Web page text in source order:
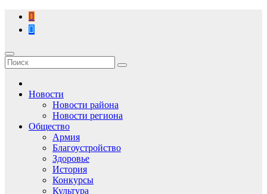
Перейти
содержимому
Новости
Новости района
Новости региона
Общество
Армия
Благоустройство
Здоровье
История
Конкурсы
Культура